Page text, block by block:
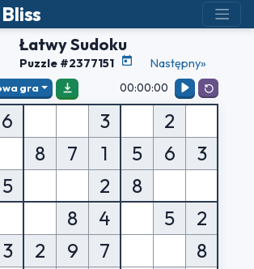
Łatwy Sudoku
Puzzle #2377151 Następny»
gra 00:00:00
6 3
2
8
7 1 5 6
3
5
2
8
8 4 5
2
3 2 9 7
8